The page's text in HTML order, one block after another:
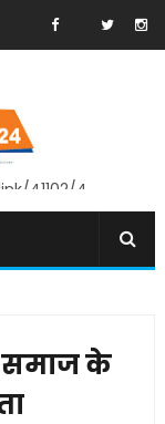
41102/4
समाज के